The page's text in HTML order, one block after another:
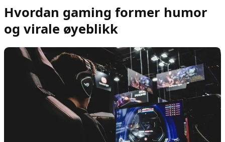
Hvordan gaming former humor
og virale øyeblikk